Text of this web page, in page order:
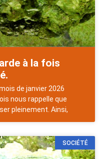
à la fois
de janvier 2026
nous rappelle que
pleinement. Ainsi,
SOCIÉTÉ